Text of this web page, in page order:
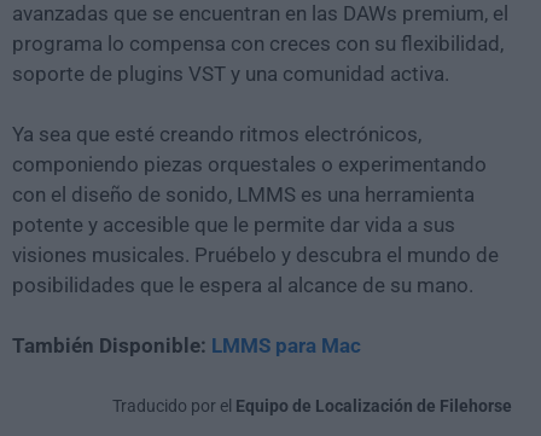
avanzadas que se encuentran en las DAWs premium, el
programa lo compensa con creces con su flexibilidad,
soporte de plugins VST y una comunidad activa.
Ya sea que esté creando ritmos electrónicos,
componiendo piezas orquestales o experimentando
con el diseño de sonido, LMMS es una herramienta
potente y accesible que le permite dar vida a sus
visiones musicales. Pruébelo y descubra el mundo de
posibilidades que le espera al alcance de su mano.
También Disponible: LMMS para Mac
Traducido por el Equipo de Localización de Filehorse